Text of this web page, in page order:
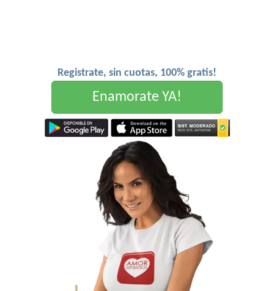
Registrate, sin cuotas, 100% gratis!
Enamorate YA!